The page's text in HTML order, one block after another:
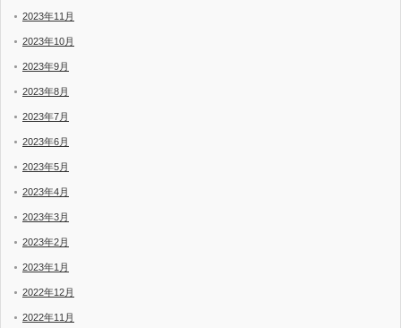
2023年11月
2023年10月
2023年9月
2023年8月
2023年7月
2023年6月
2023年5月
2023年4月
2023年3月
2023年2月
2023年1月
2022年12月
2022年11月